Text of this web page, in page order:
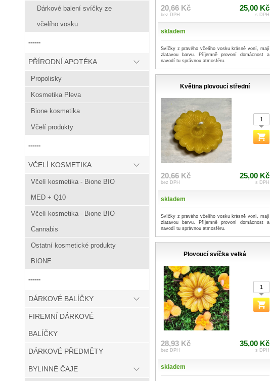
Dárkové balení svíčky ze
včelího vosku
------
PŘÍRODNÍ APOTÉKA
Propolisky
Kosmetika Pleva
Bione kosmetika
Včelí produkty
------
VČELÍ KOSMETIKA
Včelí kosmetika - Bione BIO
MED + Q10
Včelí kosmetika - Bione BIO
Cannabis
Ostatní kosmetické produkty
BIONE
------
DÁRKOVÉ BALÍČKY
FIREMNÍ DÁRKOVÉ
BALÍČKY
DÁRKOVÉ PŘEDMĚTY
BYLINNÉ ČAJE
20,66 Kč
bez DPH
25,00 Kč
s DPH
skladem
Svíčky z pravého včelího vosku krásně voní, mají
zlatavou barvu. Příjemně provoní domácnost a
navodí tu správnou atmosféru.
Květina plovoucí střední
20,66 Kč
bez DPH
25,00 Kč
s DPH
skladem
Svíčky z pravého včelího vosku krásně voní, mají
zlatavou barvu. Příjemně provoní domácnost a
navodí tu správnou atmosféru.
Plovoucí svíčka velká
28,93 Kč
bez DPH
35,00 Kč
s DPH
skladem